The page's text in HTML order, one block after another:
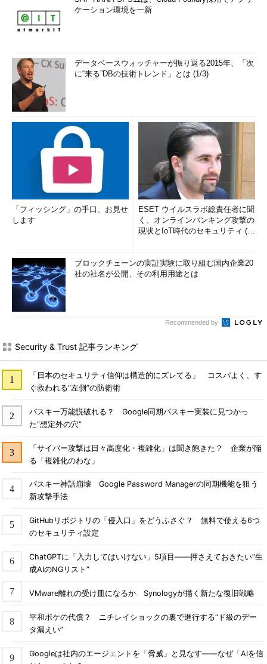
ケーション環境を一新
データベースウォッチャーが振り返る2015年、「次
に“来る”DBの技術トレンド」とは (1/3)
「フィッシング」の手口、お見せ
します
ESET ウイルスラボ総責任者に聞
く、オンラインバンキング攻撃の
現状とIoT時代のセキュリティ (1/
ブロックチェーンの実証実験に取り組む国内企業20
社の社名が公開、その利用用途とは
Recommended by
Security & Trust 記事ランキング
「日本のセキュリティ信仰は構造的にズレてる」 コスパよく、す
ぐ救われる“左側”の防衛術
パスキー万能説破れる？ Google同期パスキー実装に見つかっ
た“想定外の穴”
「サイバー攻撃は日々高度化・複雑化」は聞き飽きた？ 企業が陥
る「複雑化のわな」
パスキー神話崩壊 Google Password Managerの同期機能を狙う
新攻撃手法
GitHubリポジトリの「侵入口」をどうふさぐ？ 無料で使える6つ
のセキュリティ設定
ChatGPTに「入力してはいけない」5項目――押さえておきたい“生
成AIのNGリスト”
VMware離れの受け皿になるか Synologyが描く新たな復旧戦略
平和ボケの代償？ ニチレイショックの裏で進行する“ド級のデー
タ漏えい”
Googleは社内のエージェントを「脅威」と見なす――なぜ「AIを信